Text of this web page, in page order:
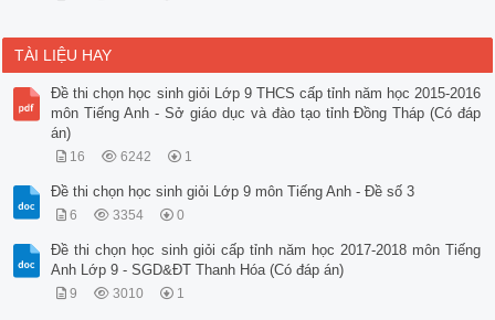
TÀI LIỆU HAY
Đề thi chọn học sinh giỏi Lớp 9 THCS cấp tỉnh năm học 2015-2016
môn Tiếng Anh - Sở giáo dục và đào tạo tỉnh Đồng Tháp (Có đáp
án)
16 6242 1
Đề thi chọn học sinh giỏi Lớp 9 môn Tiếng Anh - Đề số 3
6 3354 0
Đề thi chọn học sinh giỏi cấp tỉnh năm học 2017-2018 môn Tiếng
Anh Lớp 9 - SGD&ĐT Thanh Hóa (Có đáp án)
9 3010 1